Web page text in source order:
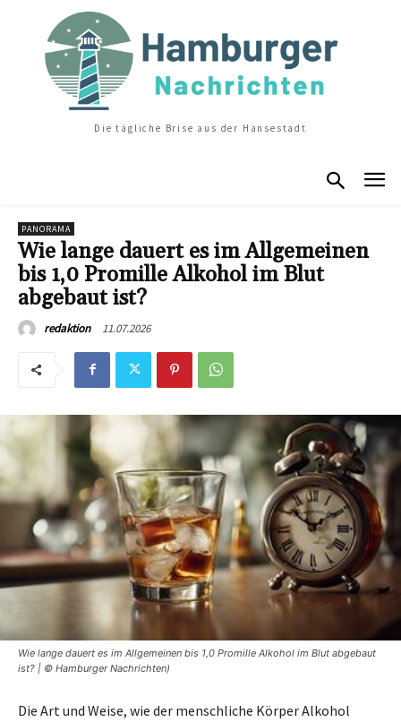
Die tägliche Brise aus der Hansestadt
PANORAMA
Wie lange dauert es im Allgemeinen
bis 1,0 Promille Alkohol im Blut
abgebaut ist?
redaktion 11.07.2026
Wie lange dauert es im Allgemeinen bis 1,0 Promille Alkohol im Blut abgebaut
ist? | © Hamburger Nachrichten)
Die Art und Weise, wie der menschliche Körper Alkohol